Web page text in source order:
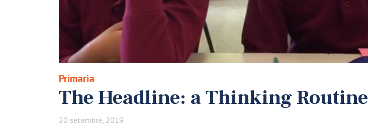
Primaria
The Headline: a Thinking Routine
20 setembre, 2019